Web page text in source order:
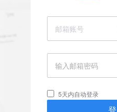
5天内自动登录